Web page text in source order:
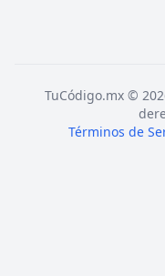
TuCódigo.mx ©
Términos de